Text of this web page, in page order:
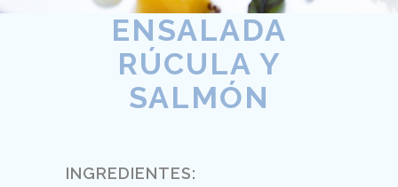
ENSALADA
RÚCULA Y
SALMÓN
INGREDIENTES: